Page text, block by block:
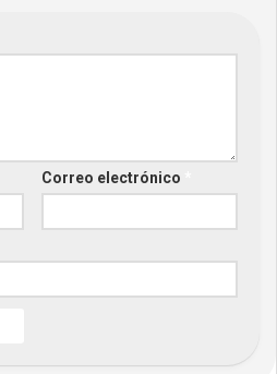
Correo electrónico